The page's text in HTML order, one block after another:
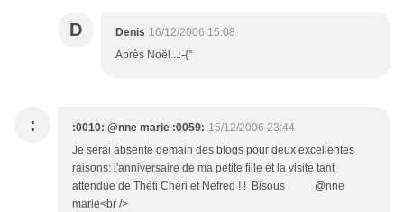
D Denis 16/12/2006 15:08
Après Noël...:-{°
: :0010: @nne marie :0059: 15/12/2006 23:44
Je serai absente demain des blogs pour deux excellentes
raisons: l'anniversaire de ma petite fille et la visite tant
attendue de Théti Chéri et Nefred ! ! Bisous @nne
marie<br />